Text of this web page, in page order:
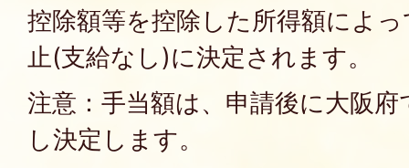
控除額等を控除した所得額によ
止(支給なし)に決定されます。
注意：手当額は、申請後に大阪
し決定します。